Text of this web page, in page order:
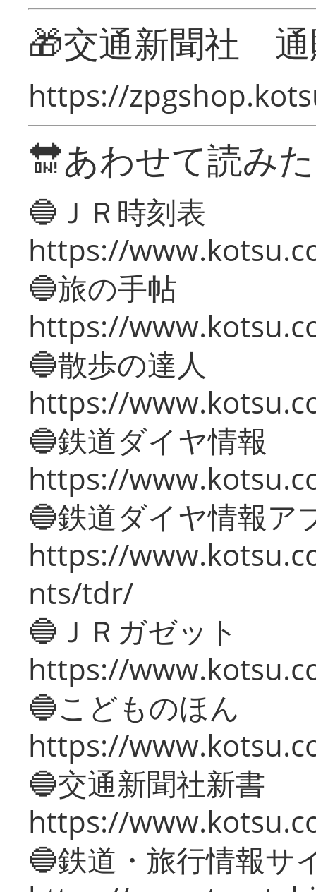
🎁交通新聞社
https://
🔛あわせて読み
🔵ＪＲ時刻表
https://
🔵旅の手帖
https://
🔵散歩の達人
https://
🔵鉄道ダイヤ情報
https://
🔵鉄道ダイヤ情報ア
https://
nts/tdr/
🔵ＪＲガゼット
https://
🔵こどものほん
https://
🔵交通新聞社新書
https://
🔵鉄道・旅行情報サ